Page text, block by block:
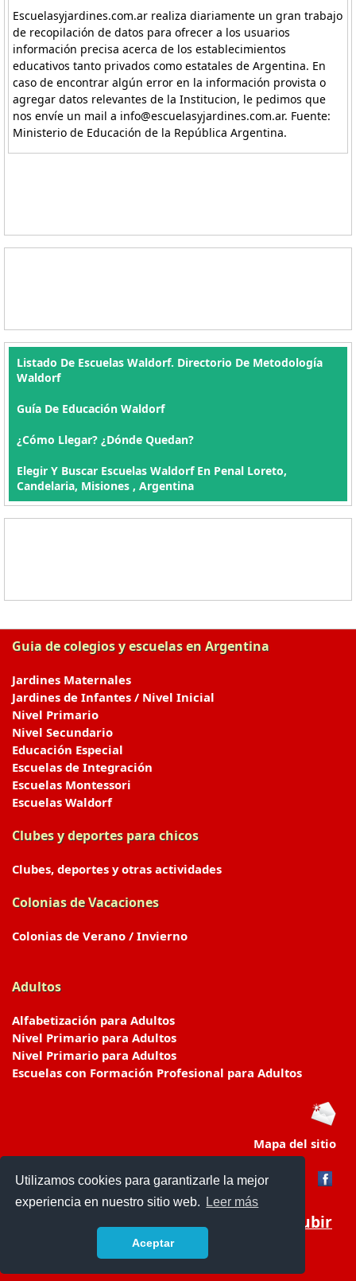
Utilizamos cookies para garantizarle la mejor
experiencia en nuestro sitio web.
Leer más
Aceptar
Escuelasyjardines.com.ar realiza diariamente un gran trabajo
de recopilación de datos para ofrecer a los usuarios
información precisa acerca de los establecimientos
educativos tanto privados como estatales de Argentina. En
caso de encontrar algún error en la información provista o
agregar datos relevantes de la Institucion, le pedimos que
nos envíe un mail a info@escuelasyjardines.com.ar. Fuente:
Ministerio de Educación de la República Argentina.
Listado De Escuelas Waldorf. Directorio De Metodología
Waldorf
Guía De Educación Waldorf
¿Cómo Llegar? ¿Dónde Quedan?
Elegir Y Buscar Escuelas Waldorf En Penal Loreto,
Candelaria, Misiones , Argentina
Guia de colegios y escuelas en Argentina
Jardines Maternales
Jardines de Infantes / Nivel Inicial
Nivel Primario
Nivel Secundario
Educación Especial
Escuelas de Integración
Escuelas Montessori
Escuelas Waldorf
Clubes y deportes para chicos
Clubes, deportes y otras actividades
Colonias de Vacaciones
Colonias de Verano / Invierno
Adultos
Alfabetización para Adultos
Nivel Primario para Adultos
Nivel Primario para Adultos
Escuelas con Formación Profesional para Adultos
Mapa del sitio
Subir